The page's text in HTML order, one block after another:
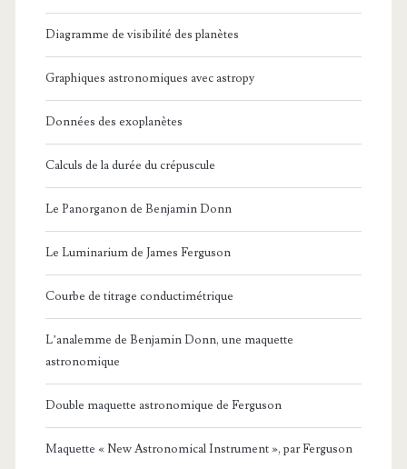
Diagramme de visibilité des planètes
Graphiques astronomiques avec astropy
Données des exoplanètes
Calculs de la durée du crépuscule
Le Panorganon de Benjamin Donn
Le Luminarium de James Ferguson
Courbe de titrage conductimétrique
L’analemme de Benjamin Donn, une maquette
astronomique
Double maquette astronomique de Ferguson
Maquette « New Astronomical Instrument », par Ferguson